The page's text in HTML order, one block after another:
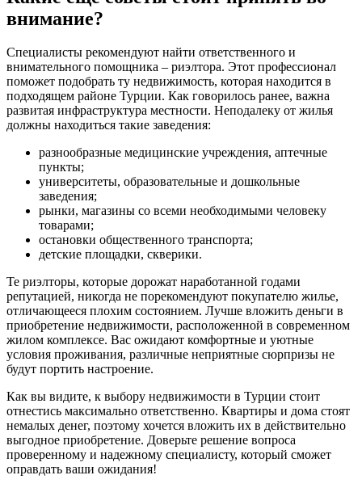
внимание?
Специалисты рекомендуют найти ответственного и
внимательного помощника – риэлтора. Этот профессионал
поможет подобрать ту недвижимость, которая находится в
подходящем районе Турции. Как говорилось ранее, важна
развитая инфраструктура местности. Неподалеку от жилья
должны находиться такие заведения:
разнообразные медицинские учреждения, аптечные
пункты;
университеты, образовательные и дошкольные
заведения;
рынки, магазины со всеми необходимыми человеку
товарами;
остановки общественного транспорта;
детские площадки, скверики.
Те риэлторы, которые дорожат наработанной годами
репутацией, никогда не порекомендуют покупателю жилье,
отличающееся плохим состоянием. Лучше вложить деньги в
приобретение недвижимости, расположенной в современном
жилом комплексе. Вас ожидают комфортные и уютные
условия проживания, различные неприятные сюрпризы не
будут портить настроение.
Как вы видите, к выбору недвижимости в Турции стоит
отнестись максимально ответственно. Квартиры и дома стоят
немалых денег, поэтому хочется вложить их в действительно
выгодное приобретение. Доверьте решение вопроса
проверенному и надежному специалисту, который сможет
оправдать ваши ожидания!